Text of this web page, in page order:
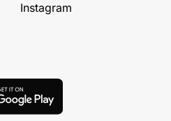
Instagram